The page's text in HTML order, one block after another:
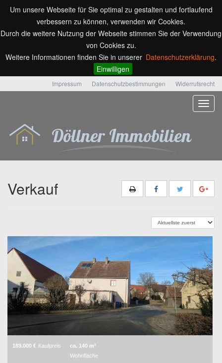
Um unsere Webseite für Sie optimal zu gestalten und fortlaufend
verbessern zu können, verwenden wir Cookies.
Durch die weitere Nutzung der Webseite stimmen Sie der Verwendung
von Cookies zu.
Weitere Informationen finden Sie in unserer Datenschutzerklärung.
Einwilligen
Impressum Datenschutzbestimmungen Widerrufsrecht
Verkauf
189.000 € Kaufpreis
ca. 140 m²
Wohnfläche